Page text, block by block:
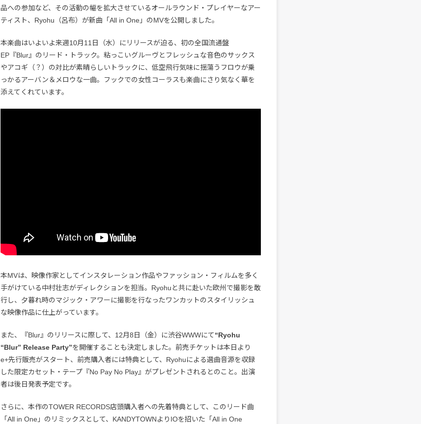
品への参加など、その活動の幅を拡大させているオールラウンド・プレイヤーなアー
ティスト、Ryohu（呂布）が新曲「All in One」のMVを公開しました。
本楽曲はいよいよ来週10月11日（水）にリリースが迫る、初の全国流通盤
EP『Blur』のリード・トラック。粘っこいグルーヴとフレッシュな音色のサックス
やアコギ（？）の対比が素晴らしいトラックに、低空飛行気味に揺蕩うフロウが乗
っかるアーバン＆メロウな一曲。フックでの女性コーラスも楽曲にさり気なく華を
添えてくれています。
本MVは、映像作家としてインスタレーション作品やファッション・フィルムを多く
手がけている中村壮志がディレクションを担当。Ryohuと共に赴いた欧州で撮影を敢
行し、夕暮れ時のマジック・アワーに撮影を行なったワンカットのスタイリッシュ
な映像作品に仕上がっています。
また、『Blur』のリリースに際して、12月8日（金）に渋谷WWWにて“Ryohu
“Blur” Release Party”を開催することも決定しました。前売チケットは本日より
e+先行販売がスタート、前売購入者には特典として、Ryohuによる選曲音源を収録
した限定カセット・テープ『No Pay No Play』がプレゼントされるとのこと。出演
者は後日発表予定です。
さらに、本作のTOWER RECORDS店頭購入者への先着特典として、このリード曲
「All in One」のリミックスとして、KANDYTOWNよりIOを招いた「All in One